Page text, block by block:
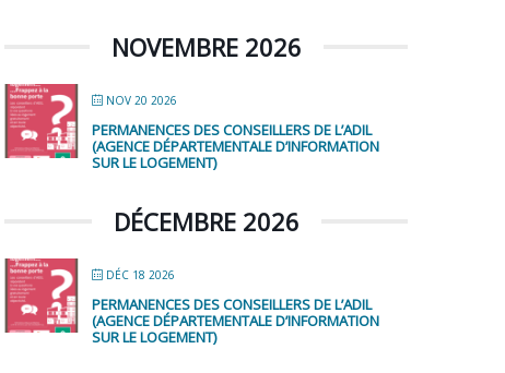
NOVEMBRE 2026
NOV 20 2026
PERMANENCES DES CONSEILLERS DE L’ADIL
(AGENCE DÉPARTEMENTALE D’INFORMATION
SUR LE LOGEMENT)
DÉCEMBRE 2026
DÉC 18 2026
PERMANENCES DES CONSEILLERS DE L’ADIL
(AGENCE DÉPARTEMENTALE D’INFORMATION
SUR LE LOGEMENT)